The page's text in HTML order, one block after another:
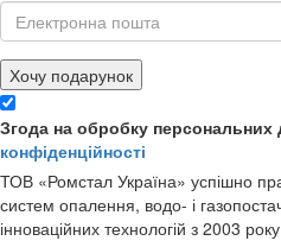
Хочу подарунок
Згода на обробку персональних
конфіденційності
ТОВ «Ромстал Україна» успішно
систем опалення, водо- і
інноваційних технологій з 2003